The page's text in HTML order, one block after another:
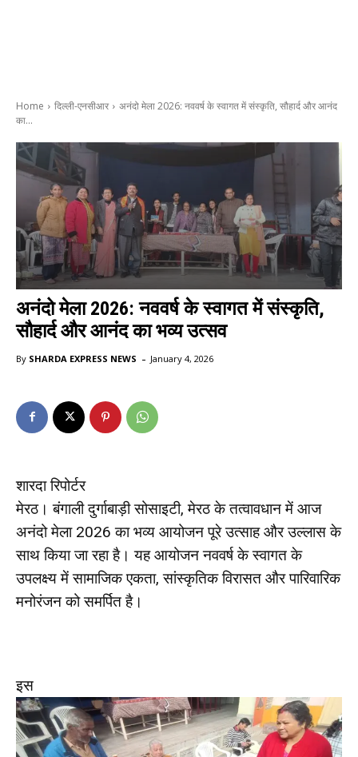
Home दिल्ली-एनसीआर
अनंदो मेला 2026: नववर्ष के स्वागत में संस्कृति, सौहार्द और आनंद
का...
अनंदो मेला 2026: नववर्ष के स्वागत में संस्कृति,
सौहार्द और आनंद का भव्य उत्सव
By SHARDA EXPRESS NEWS - January 4, 2026
शारदा रिपोर्टर
मेरठ। बंगाली दुर्गाबाड़ी सोसाइटी, मेरठ के तत्वावधान में आज
अनंदो मेला 2026 का भव्य आयोजन पूरे उत्साह और उल्लास के
साथ किया जा रहा है। यह आयोजन नववर्ष के स्वागत के
उपलक्ष्य में सामाजिक एकता, सांस्कृतिक विरासत और पारिवारिक
मनोरंजन को समर्पित है।
इस